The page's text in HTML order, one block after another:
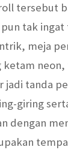
tersebut
tak
meja
ketam
jadi tanda
giring
dengan